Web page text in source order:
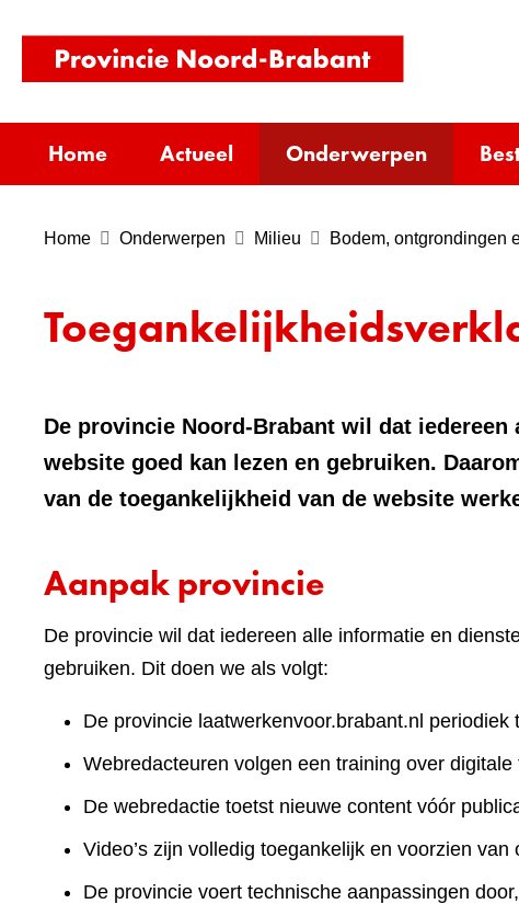
homepage)
Home Actueel Onderwerpen
Home Onderwerpen Milieu Bodem, ontgrondingen
De provincie Noord-Brabant wil dat
website goed kan lezen en gebruiken.
van de toegankelijkheid van de website
Aanpak provincie
De provincie wil dat iedereen alle informatie en
gebruiken. Dit doen we als volgt:
De provincie laatwerkenvoor.brabant.nl
Webredacteuren volgen een training over digitale
De webredactie toetst nieuwe content vóór
Video’s zijn volledig toegankelijk en voorzien
De provincie voert technische aanpassingen